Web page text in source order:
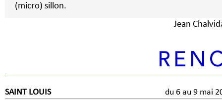
(micro) sillon.
Jean
SAINT LOUIS du 6 au 9